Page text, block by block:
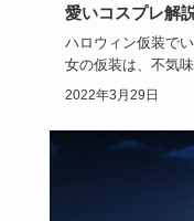
愛いコスプレ解
ハロウィン仮装で
女の仮装は、不気
にも可愛くもな…
2022年3月29日